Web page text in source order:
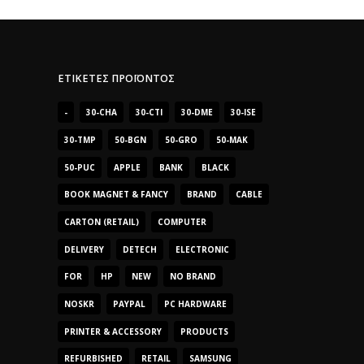
ΕΤΙΚΈΤΕΣ ΠΡΟΪΌΝΤΟΣ
- 30-CHA 30-CTI 30-DME 30-ISE
30-TMP 50-BGN 50-GRO 50-MAK
50-PUC APPLE BANK BLACK
BOOK MAGNET & FANCY BRAND CABLE
CARTON (RETAIL) COMPUTER
DELIVERY DETECH ELECTRONIC
FOR HP NEW NO BRAND
NOSKR PAYPAL PC HARDWARE
PRINTER & ACCESSORY PRODUCTS
REFURBISHED RETAIL SAMSUNG